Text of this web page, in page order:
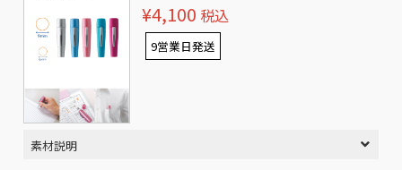
¥4,100 税込
9営業日発送
素材説明